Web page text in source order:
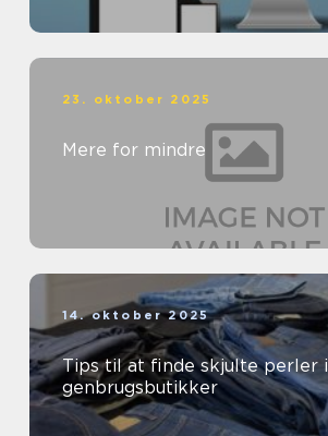
23. oktober 2025
Mere for mindre
14. oktober 2025
Tips til at finde skjulte perler i
genbrugsbutikker